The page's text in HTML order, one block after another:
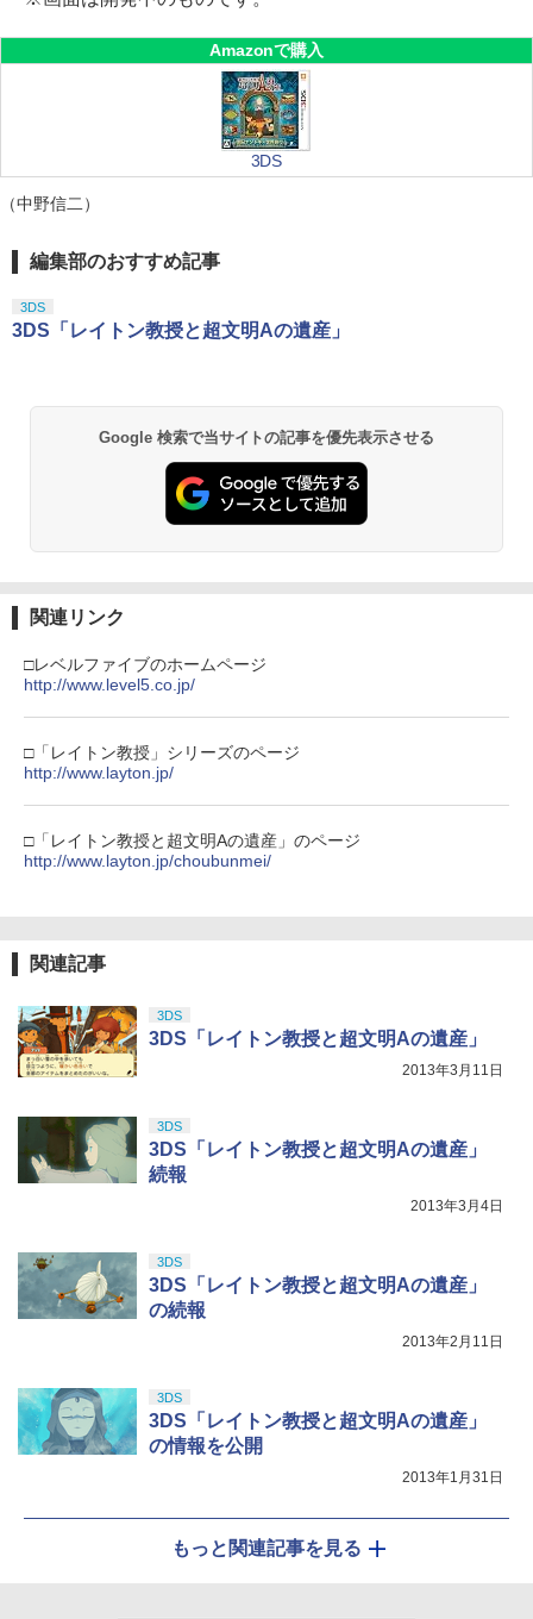
Amazonで購入
3DS
（中野信二）
編集部のおすすめ記事
3DS
3DS「レイトン教授と超文明Aの遺産」
Google 検索で当サイトの記事を優先表示させる
関連リンク
□レベルファイブのホームページ
http://www.level5.co.jp/
□「レイトン教授」シリーズのページ
http://www.layton.jp/
□「レイトン教授と超文明Aの遺産」のページ
http://www.layton.jp/choubunmei/
関連記事
3DS
3DS「レイトン教授と超文明Aの遺産」
2013年3月11日
3DS
3DS「レイトン教授と超文明Aの遺産」
続報
2013年3月4日
3DS
3DS「レイトン教授と超文明Aの遺産」
の続報
2013年2月11日
3DS
3DS「レイトン教授と超文明Aの遺産」
の情報を公開
2013年1月31日
もっと関連記事を見る